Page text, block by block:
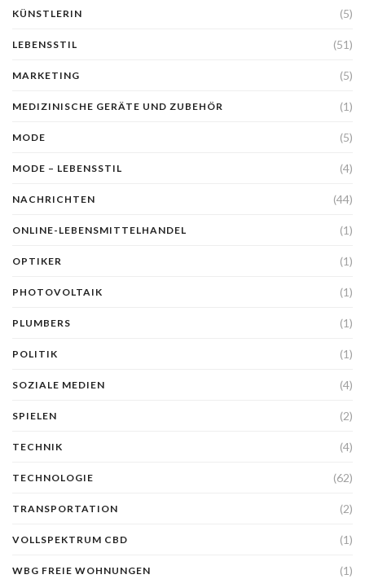
KÜNSTLERIN (5)
LEBENSSTIL (51)
MARKETING (5)
MEDIZINISCHE GERÄTE UND ZUBEHÖR (1)
MODE (5)
MODE – LEBENSSTIL (4)
NACHRICHTEN (44)
ONLINE-LEBENSMITTELHANDEL (1)
OPTIKER (1)
PHOTOVOLTAIK (1)
PLUMBERS (1)
POLITIK (1)
SOZIALE MEDIEN (4)
SPIELEN (2)
TECHNIK (4)
TECHNOLOGIE (62)
TRANSPORTATION (2)
VOLLSPEKTRUM CBD (1)
WBG FREIE WOHNUNGEN (1)